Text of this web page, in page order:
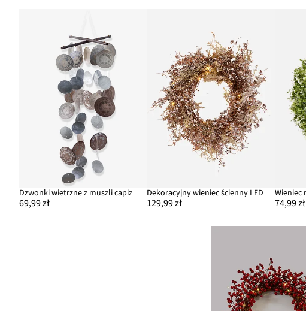
Dzwonki wietrzne z muszli capiz
69,99 zł
Dekoracyjny wieniec ścienny LED
129,99 zł 74,99 zł